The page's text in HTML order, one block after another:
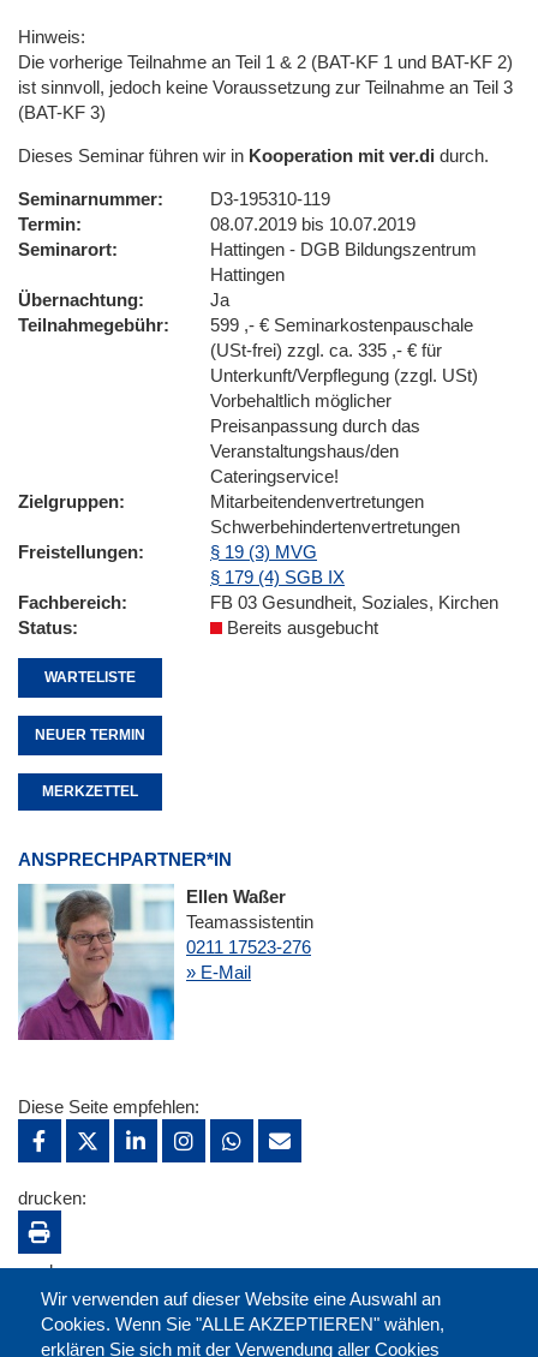
Hinweis:
Die vorherige Teilnahme an Teil 1 & 2 (BAT-KF 1 und BAT-KF 2)
ist sinnvoll, jedoch keine Voraussetzung zur Teilnahme an Teil 3
(BAT-KF 3)
Dieses Seminar führen wir in Kooperation mit ver.di durch.
Seminarnummer
D3-195310-119
Termin
08.07.2019 bis 10.07.2019
Seminarort
Hattingen - DGB Bildungszentrum
Hattingen
Übernachtung
Ja
Teilnahmegebühr
599 ,- € Seminarkostenpauschale
(USt-frei) zzgl. ca. 335 ,- € für
Unterkunft/Verpflegung (zzgl. USt)
Vorbehaltlich möglicher
Preisanpassung durch das
Veranstaltungshaus/den
Cateringservice!
Zielgruppen
Mitarbeitendenvertretungen
Schwerbehindertenvertretungen
Freistellungen
§ 19 (3) MVG
§ 179 (4) SGB IX
Fachbereich
FB 03 Gesundheit, Soziales, Kirchen
Status
Bereits ausgebucht
WARTELISTE
NEUER TERMIN
MERKZETTEL
ANSPRECHPARTNER*IN
Ellen Waßer
Teamassistentin
0211 17523-276
» E-Mail
Wir verwenden auf dieser Website eine Auswahl an
Cookies. Wenn Sie "ALLE AKZEPTIEREN" wählen,
erklären Sie sich mit der Verwendung aller Cookies
Diese Seite empfehlen:
drucken:
merken: